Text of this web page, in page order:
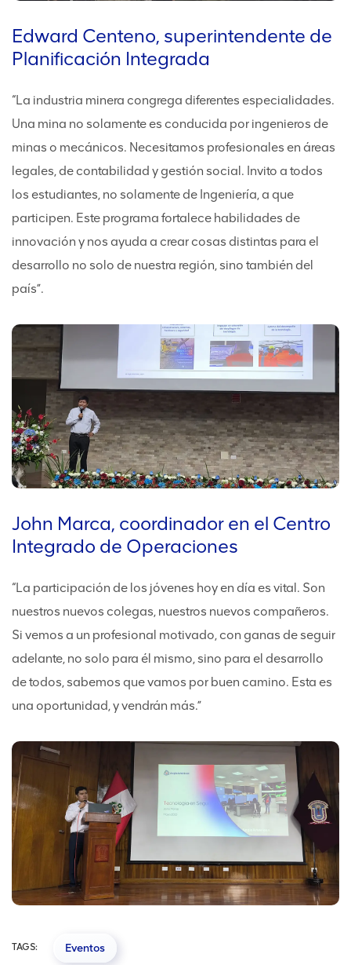
Edward Centeno, superintendente de
Planificación Integrada
“La industria minera congrega diferentes especialidades.
Una mina no solamente es conducida por ingenieros de
minas o mecánicos. Necesitamos profesionales en áreas
legales, de contabilidad y gestión social. Invito a todos
los estudiantes, no solamente de Ingeniería, a que
participen. Este programa fortalece habilidades de
innovación y nos ayuda a crear cosas distintas para el
desarrollo no solo de nuestra región, sino también del
país”.
John Marca, coordinador en el Centro
Integrado de Operaciones
“La participación de los jóvenes hoy en día es vital. Son
nuestros nuevos colegas, nuestros nuevos compañeros.
Si vemos a un profesional motivado, con ganas de seguir
adelante, no solo para él mismo, sino para el desarrollo
de todos, sabemos que vamos por buen camino. Esta es
una oportunidad, y vendrán más.”
TAGS: Eventos